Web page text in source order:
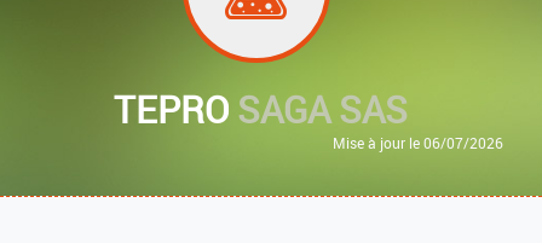
TEPROSAGA SAS
Mise à jour le 06/07/2026